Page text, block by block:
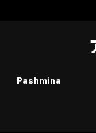
Pashmina